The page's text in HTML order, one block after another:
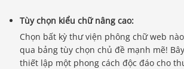
Tùy chọn kiểu chữ nâng cao:
Chọn bất kỳ thư viện phông chữ web
qua bảng tùy chọn chủ đề mạnh mẽ!
thiết lập một phong cách độc đáo cho